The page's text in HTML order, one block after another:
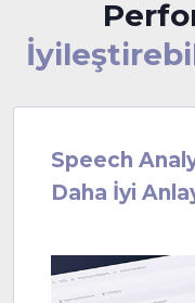
Speech
Daha İyi